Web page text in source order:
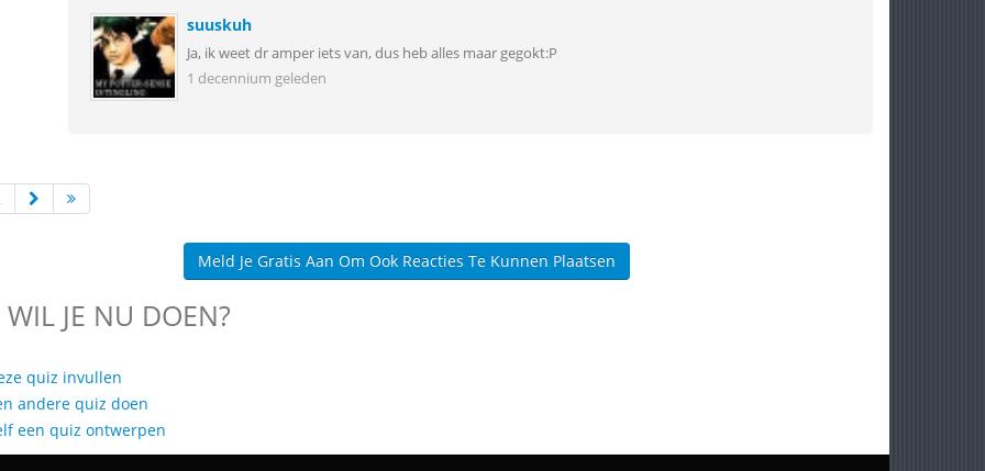
suuskuh
Ja, ik weet dr amper iets van, dus heb alles maar gegokt:P
1 decennium geleden
Meld Je Gratis Aan Om Ook Reacties Te Kunnen Plaatsen
JE NU DOEN?
quiz invullen
andere quiz doen
een quiz ontwerpen